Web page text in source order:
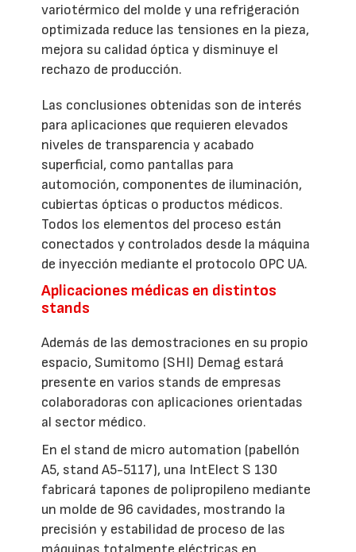
variotérmico del molde y una refrigeración
optimizada reduce las tensiones en la pieza,
mejora su calidad óptica y disminuye el
rechazo de producción.
Las conclusiones obtenidas son de interés
para aplicaciones que requieren elevados
niveles de transparencia y acabado
superficial, como pantallas para
automoción, componentes de iluminación,
cubiertas ópticas o productos médicos.
Todos los elementos del proceso están
conectados y controlados desde la máquina
de inyección mediante el protocolo OPC UA.
Aplicaciones médicas en distintos
stands
Además de las demostraciones en su propio
espacio, Sumitomo (SHI) Demag estará
presente en varios stands de empresas
colaboradoras con aplicaciones orientadas
al sector médico.
En el stand de micro automation (pabellón
A5, stand A5-5117), una IntElect S 130
fabricará tapones de polipropileno mediante
un molde de 96 cavidades, mostrando la
precisión y estabilidad de proceso de las